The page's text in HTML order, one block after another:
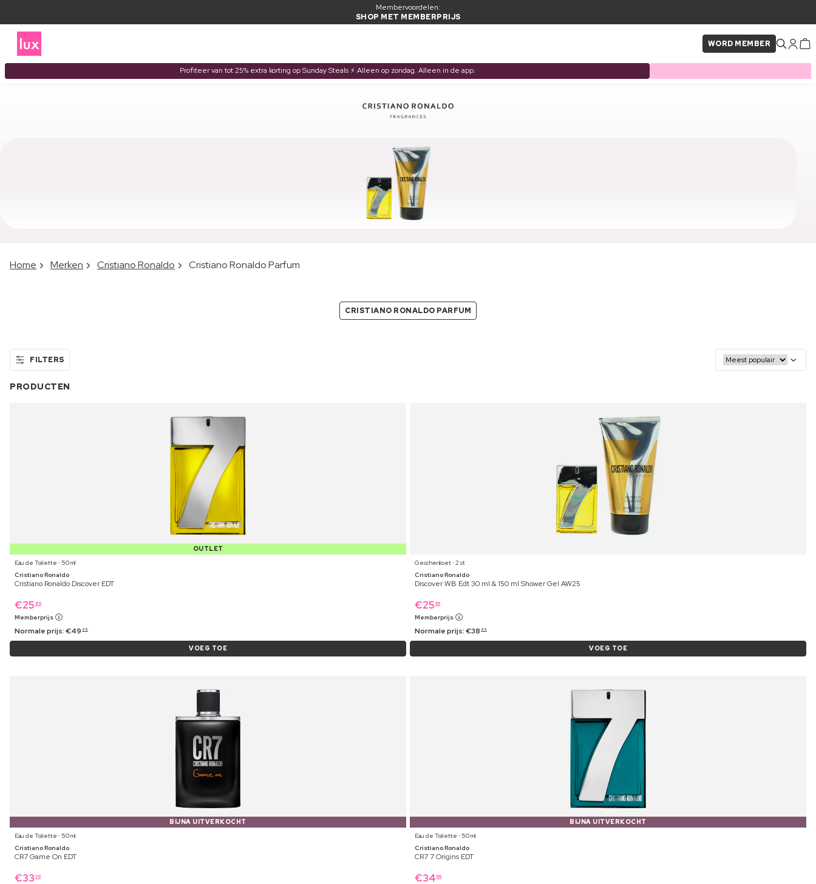
Membervoordelen:
SHOP MET MEMBERPRIJS
WORD MEMBER
Profiteer van tot 25% extra korting op Sunday Steals ⚡ Alleen op zondag. Alleen in de app.
Home Merken Cristiano Ronaldo Cristiano Ronaldo Parfum
CRISTIANO RONALDO PARFUM
FILTERS
PRODUCTEN
OUTLET
Eau de Toilette ⋅ 50 ml
Cristiano Ronaldo
Cristiano Ronaldo Discover EDT
€25 89
Memberprijs
Normale prijs:€49 99
VOEG TOE
Geschenkset ⋅ 2 st
Cristiano Ronaldo
Discover WB Edt 30 ml & 150 ml Shower Gel AW25
€25 69
Memberprijs
Normale prijs:€38 99
VOEG TOE
BIJNA UITVERKOCHT
Eau de Toilette ⋅ 50 ml
Cristiano Ronaldo
CR7 Game On EDT
€33 39
BIJNA UITVERKOCHT
Eau de Toilette ⋅ 50 ml
Cristiano Ronaldo
CR7 7 Origins EDT
€34 69